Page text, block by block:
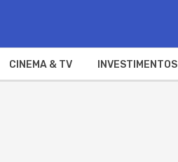
CINEMA & TV INVESTIMENTOS